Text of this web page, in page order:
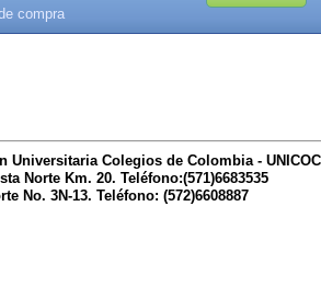
compra
Universitaria Colegios de Colombia - UNICOC
Norte Km. 20. Teléfono:(571)6683535
No. 3N-13. Teléfono: (572)6608887